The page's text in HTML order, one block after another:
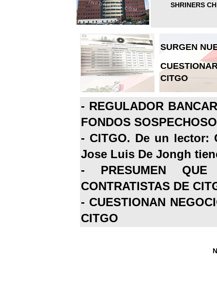
SHRINERS
SURGEN
CITGO
- REGULADOR
FONDOS
- CITGO. De un lector:
Jose Luis De Jongh
- PRESUMEN
CONTRATISTAS DE
- CUESTIONAN
CITGO